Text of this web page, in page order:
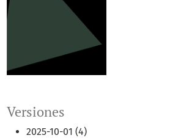
Versiones
2025-10-01 (4)